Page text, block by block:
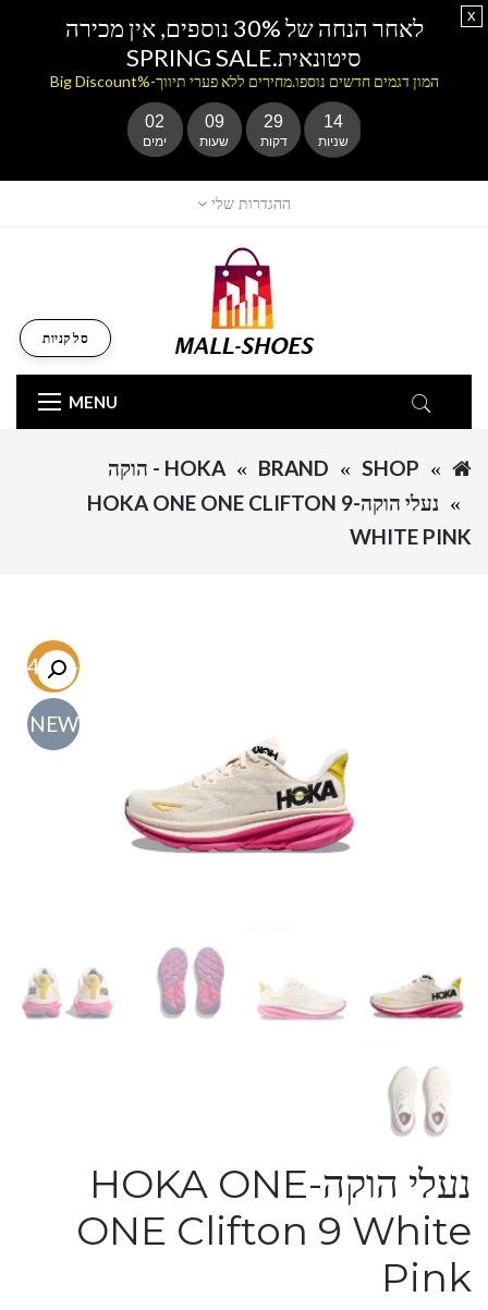
ההגדרות שלי
MENU
סל קניות
SHOP
BRAND
HOKA - הוקה
נעלי הוקה-HOKA ONE ONE CLIFTON 9
WHITE PINK
-54.7%
NEW
נעלי הוקה-HOKA ONE
ONE Clifton 9 White
Pink
לאחר הנחה של 30% נוספים, אין מכירה
סיטונאית.SPRING SALE
המון דגמים חדשים נוספו.מחירים ללא פערי תיווך-%Big Discount
02
ימים
09
שעות
29
דקות
14
שניות
x